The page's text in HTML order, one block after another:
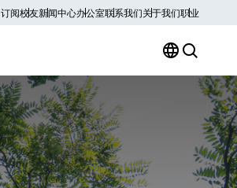
订阅校友新闻中心办公室联系我们关于我们职业